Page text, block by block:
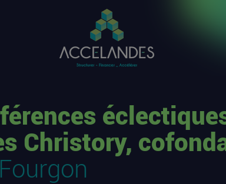
Christory,
Fourgon